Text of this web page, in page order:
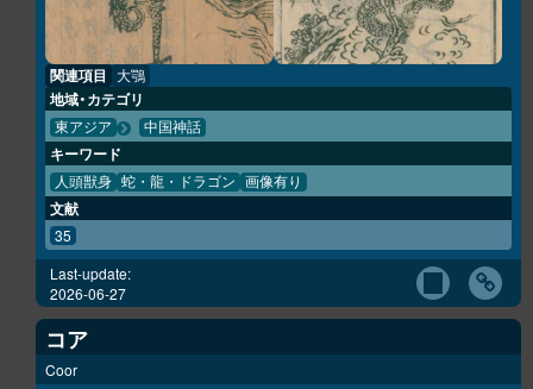
関連項目 大鶚
地域・カテゴリ
東アジア 中国神話
キーワード
人頭獣身 蛇・龍・ドラゴン 画像有り
文献
35
Last-update:
2026-06-27
コア
Coor